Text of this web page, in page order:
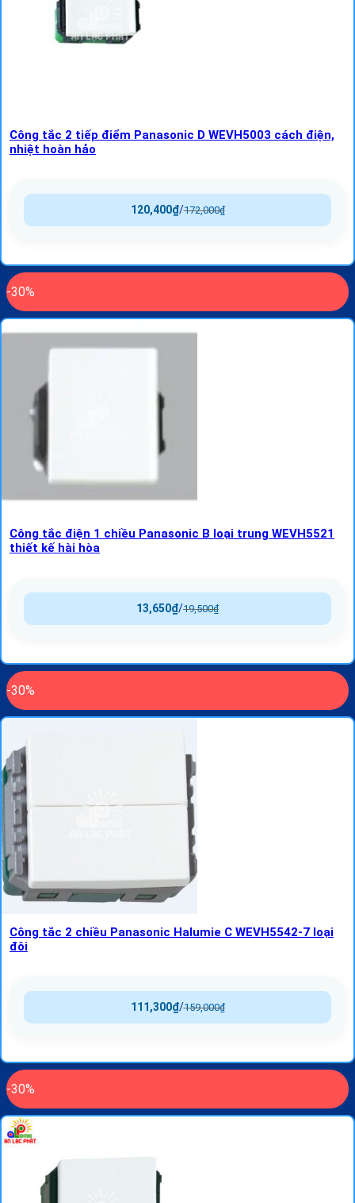
Công tắc 2 tiếp điểm Panasonic D WEVH5003 cách điện,
nhiệt hoàn hảo
172,000₫
/
120,400₫
-30%
Công tắc điện 1 chiều Panasonic B loại trung WEVH5521
thiết kế hài hòa
19,500₫
/
13,650₫
-30%
Công tắc 2 chiều Panasonic Halumie C WEVH5542-7 loại
đôi
159,000₫
/
111,300₫
-30%